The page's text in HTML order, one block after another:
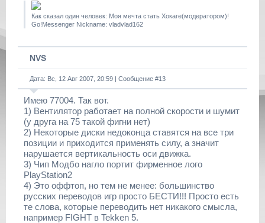
Как сказал один человек: Моя мечта стать Хокаге(модератором)!
Go!Messenger Nickname: vladvlad162
NVS
Дата: Вс, 12 Авг 2007, 20:59 | Сообщение #13
Имею 77004. Так вот.
1) Вентилятор работает на полной скорости и шумит
(у друга на 75 такой фигни нет)
2) Некоторые диски недоконца ставятся на все три
позиции и приходится применять силу, а значит
нарушается вертикальность оси движка.
3) Чип Модбо нагло портит фирменное лого
PlayStation2
4) Это оффтоп, но тем не менее: большинство
русских переводов игр просто БЕСТИ!!! Просто есть
те слова, которые переводить нет никакого смысла,
например FIGHT в Tekken 5.